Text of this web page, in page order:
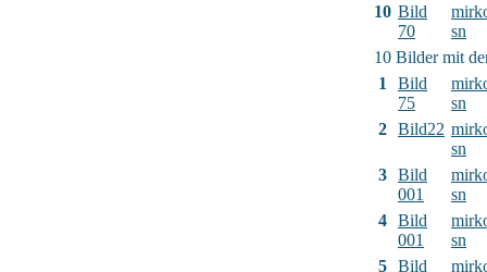
10 Bild
70
sn
10 Bilder mit
1
Bild
75
sn
2 Bild22
sn
3 Bild
001
sn
4 Bild
001
sn
5 Bild